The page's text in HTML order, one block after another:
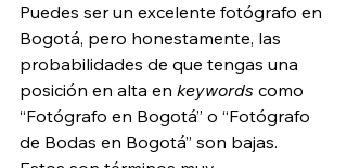
Puedes ser un excelente fotógrafo en
Bogotá, pero honestamente, las
probabilidades de que tengas una
posición en alta en keywords como
“Fotógrafo en Bogotá” o “Fotógrafo
de Bodas en Bogotá” son bajas.